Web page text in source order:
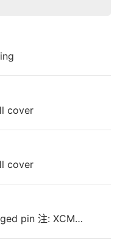
cover
cover
pin 注: XCM…